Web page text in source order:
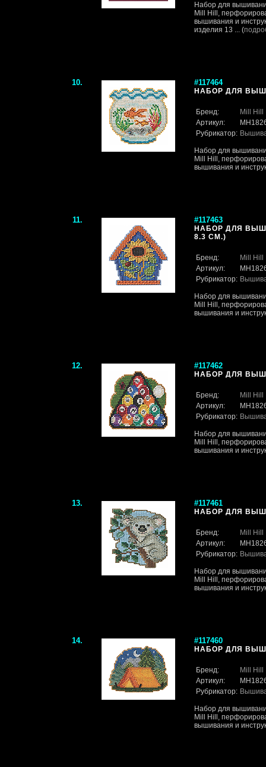
Набор для
Mill Hill,
вышивания и
изделия 13 ... (
10. #117464
НАБОР ДЛЯ
Бренд:
Mill Hill
Артикул:
Рубрикатор:
Набор для
Mill Hill,
вышивания и
11. #117463
НАБОР ДЛЯ
8.3 СМ.)
Бренд:
Mill Hill
Артикул:
Рубрикатор:
Набор для
Mill Hill,
вышивания и
12. #117462
НАБОР ДЛЯ
Бренд:
Mill Hill
Артикул:
Рубрикатор:
Набор для
Mill Hill,
вышивания и
13. #117461
НАБОР ДЛЯ
Бренд:
Mill Hill
Артикул:
Рубрикатор:
Набор для
Mill Hill,
вышивания и
14. #117460
НАБОР ДЛЯ
Бренд:
Mill Hill
Артикул:
Рубрикатор:
Набор для
Mill Hill,
вышивания и